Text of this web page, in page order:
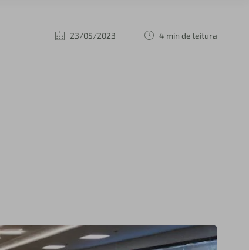
23/05/2023 4 min de leitura